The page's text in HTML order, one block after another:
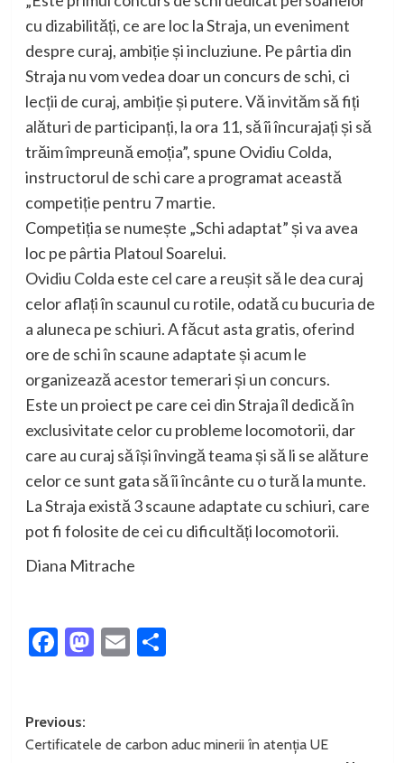
cu dizabilități, ce are loc la Straja, un eveniment
despre curaj, ambiție și incluziune. Pe pârtia din
Straja nu vom vedea doar un concurs de schi, ci
lecții de curaj, ambiție și putere. Vă invităm să fiți
alături de participanți, la ora 11, să îi încurajați și să
trăim împreună emoția”, spune Ovidiu Colda,
instructorul de schi care a programat această
competiție pentru 7 martie.
Competiția se numește „Schi adaptat” și va avea
loc pe pârtia Platoul Soarelui.
Ovidiu Colda este cel care a reușit să le dea curaj
celor aflați în scaunul cu rotile, odată cu bucuria de
a aluneca pe schiuri. A făcut asta gratis, oferind
ore de schi în scaune adaptate și acum le
organizează acestor temerari și un concurs.
Este un proiect pe care cei din Straja îl dedică în
exclusivitate celor cu probleme locomotorii, dar
care au curaj să își învingă teama și să li se alăture
celor ce sunt gata să îi încânte cu o tură la munte.
La Straja există 3 scaune adaptate cu schiuri, care
pot fi folosite de cei cu dificultăți locomotorii.
Diana Mitrache
Facebook
Mastodon
EmailPartajează
Post
navigation
Previous:
Certificatele de carbon aduc minerii în atenția UE